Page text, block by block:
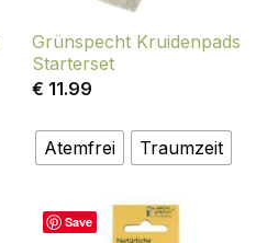
Grünspecht Kruidenpads
Starterset
€ 11.99
Atemfrei Traumzeit
Save